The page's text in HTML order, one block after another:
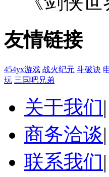
友情链接
454yx游戏 战火纪元 斗破诀
玩 三国吧兄弟
关于我们|
商务洽谈|
联系我们|